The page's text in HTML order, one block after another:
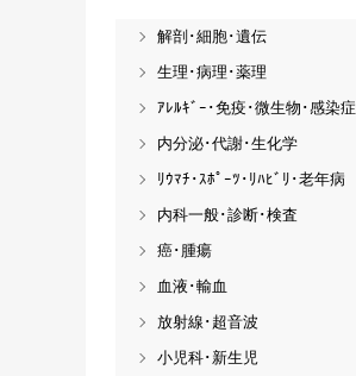
解剖･細胞･遺伝
生理･病理･薬理
ｱﾚﾙｷﾞｰ･免疫･微生物･感染症
内分泌･代謝･生化学
ﾘｳﾏﾁ･ｽﾎﾟｰﾂ･ﾘﾊﾋﾞﾘ･老年病
内科一般･診断･検査
癌･腫瘍
血液･輸血
放射線･超音波
小児科･新生児